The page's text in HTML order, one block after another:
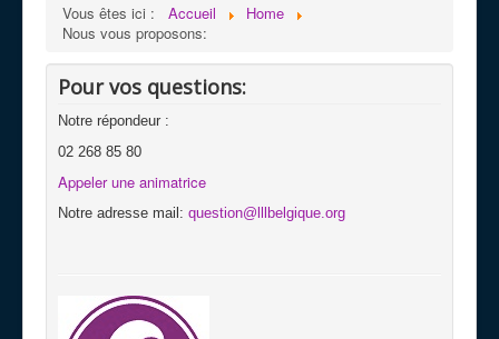
Vous êtes ici : Accueil
Home
Nous vous proposons:
Pour vos questions:
Notre répondeur :
02 268 85 80
Appeler une animatrice
Notre adresse mail: question@lllbelgique.org